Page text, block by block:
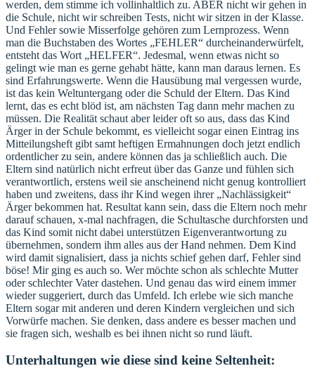
werden, dem stimme ich vollinhaltlich zu. ABER nicht wir gehen in
die Schule, nicht wir schreiben Tests, nicht wir sitzen in der Klasse.
Und Fehler sowie Misserfolge gehören zum Lernprozess. Wenn
man die Buchstaben des Wortes „FEHLER“ durcheinanderwürfelt,
entsteht das Wort „HELFER“. Jedesmal, wenn etwas nicht so
gelingt wie man es gerne gehabt hätte, kann man daraus lernen. Es
sind Erfahrungswerte. Wenn die Hausübung mal vergessen wurde,
ist das kein Weltuntergang oder die Schuld der Eltern. Das Kind
lernt, das es echt blöd ist, am nächsten Tag dann mehr machen zu
müssen. Die Realität schaut aber leider oft so aus, dass das Kind
Ärger in der Schule bekommt, es vielleicht sogar einen Eintrag ins
Mitteilungsheft gibt samt heftigen Ermahnungen doch jetzt endlich
ordentlicher zu sein, andere können das ja schließlich auch. Die
Eltern sind natürlich nicht erfreut über das Ganze und fühlen sich
verantwortlich, erstens weil sie anscheinend nicht genug kontrolliert
haben und zweitens, dass ihr Kind wegen ihrer „Nachlässigkeit“
Ärger bekommen hat. Resultat kann sein, dass die Eltern noch mehr
darauf schauen, x-mal nachfragen, die Schultasche durchforsten und
das Kind somit nicht dabei unterstützen Eigenverantwortung zu
übernehmen, sondern ihm alles aus der Hand nehmen. Dem Kind
wird damit signalisiert, dass ja nichts schief gehen darf, Fehler sind
böse! Mir ging es auch so. Wer möchte schon als schlechte Mutter
oder schlechter Vater dastehen. Und genau das wird einem immer
wieder suggeriert, durch das Umfeld. Ich erlebe wie sich manche
Eltern sogar mit anderen und deren Kindern vergleichen und sich
Vorwürfe machen. Sie denken, dass andere es besser machen und
sie fragen sich, weshalb es bei ihnen nicht so rund läuft.
Unterhaltungen wie diese sind keine Seltenheit: